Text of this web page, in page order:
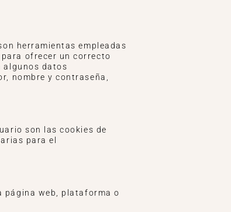
herramientas empleadas
ofrecer un correcto
algunos datos
nombre y contraseña,
son las cookies de
para el
página web, plataforma o